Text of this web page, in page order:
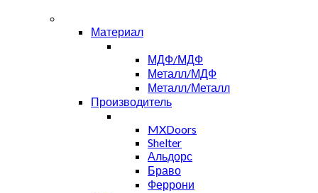
Материал
МДФ/МДФ
Металл/МДФ
Металл/Металл
Производитель
MXDoors
Shelter
Альдорс
Браво
Феррони